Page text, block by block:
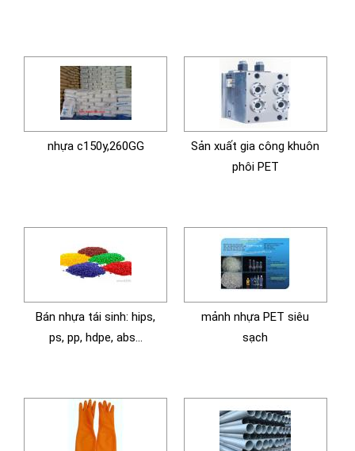
nhựa c150y,260GG
Sản xuất gia công khuôn
phôi PET
Bán nhựa tái sinh: hips,
ps, pp, hdpe, abs...
mảnh nhựa PET siêu
sạch